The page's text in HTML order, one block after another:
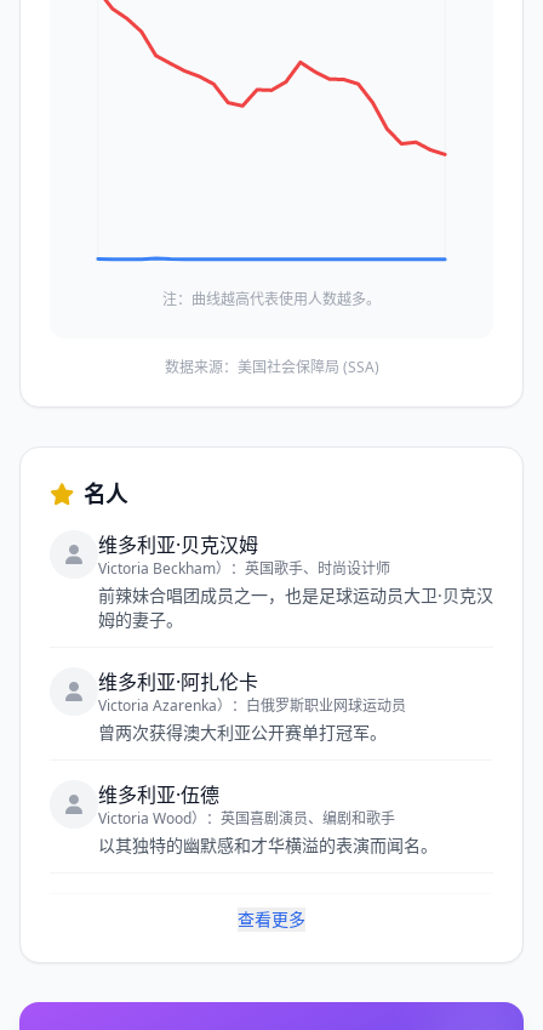
注：曲线越高代表使用人数越多。
数据来源：美国社会保障局 (SSA)
名人
维多利亚·贝克汉姆
Victoria Beckham）：英国歌手、时尚设计师
前辣妹合唱团成员之一，也是足球运动员大卫·贝克汉
姆的妻子。
维多利亚·阿扎伦卡
Victoria Azarenka）：白俄罗斯职业网球运动员
曾两次获得澳大利亚公开赛单打冠军。
维多利亚·伍德
Victoria Wood）：英国喜剧演员、编剧和歌手
以其独特的幽默感和才华横溢的表演而闻名。
查看更多